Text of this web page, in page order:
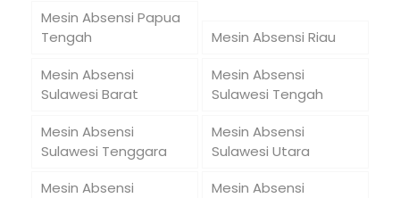
Mesin Absensi Papua
Tengah
Mesin Absensi Riau
Mesin Absensi
Sulawesi Barat
Mesin Absensi
Sulawesi Tengah
Mesin Absensi
Sulawesi Tenggara
Mesin Absensi
Sulawesi Utara
Mesin Absensi
Mesin Absensi